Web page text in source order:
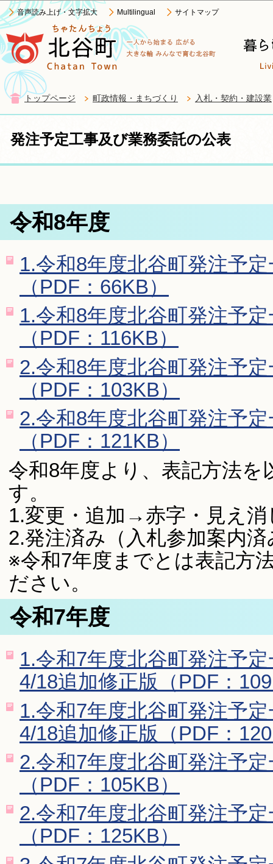
音声読み上げ・文字拡大 Multilingual サイトマップ
トップページ 町政情報・まちづくり 入札・契約・建設業
発注予定工事及び業務委託の公表
令和8年度
1.令和8年度北谷町発注予
（PDF：66KB）
1.令和8年度北谷町発注予
（PDF：116KB）
2.令和8年度北谷町発注予
（PDF：103KB）
2.令和8年度北谷町発注予
（PDF：121KB）
令和8年度より、表記方法
す。
1.変更・追加→赤字・見え消
2.発注済み（入札参加案内
※令和7年度までとは表記方
ださい。
令和7年度
1.令和7年度北谷町発注予
4/18追加修正版（PDF：
1.令和7年度北谷町発注予
4/18追加修正版（PDF：
2.令和7年度北谷町発注予
（PDF：105KB）
2.令和7年度北谷町発注予
（PDF：125KB）